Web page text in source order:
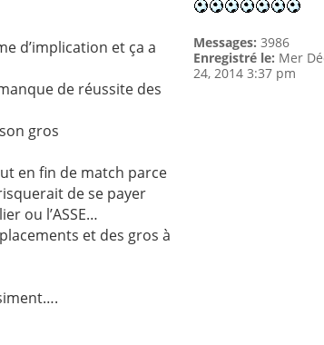
d’implication et ça a
de réussite des
gros
en fin de match parce
de se payer
ou l’ASSE…
et des gros à
Messages: 3986
Enregistré le: Mer
24, 2014 3:37 pm